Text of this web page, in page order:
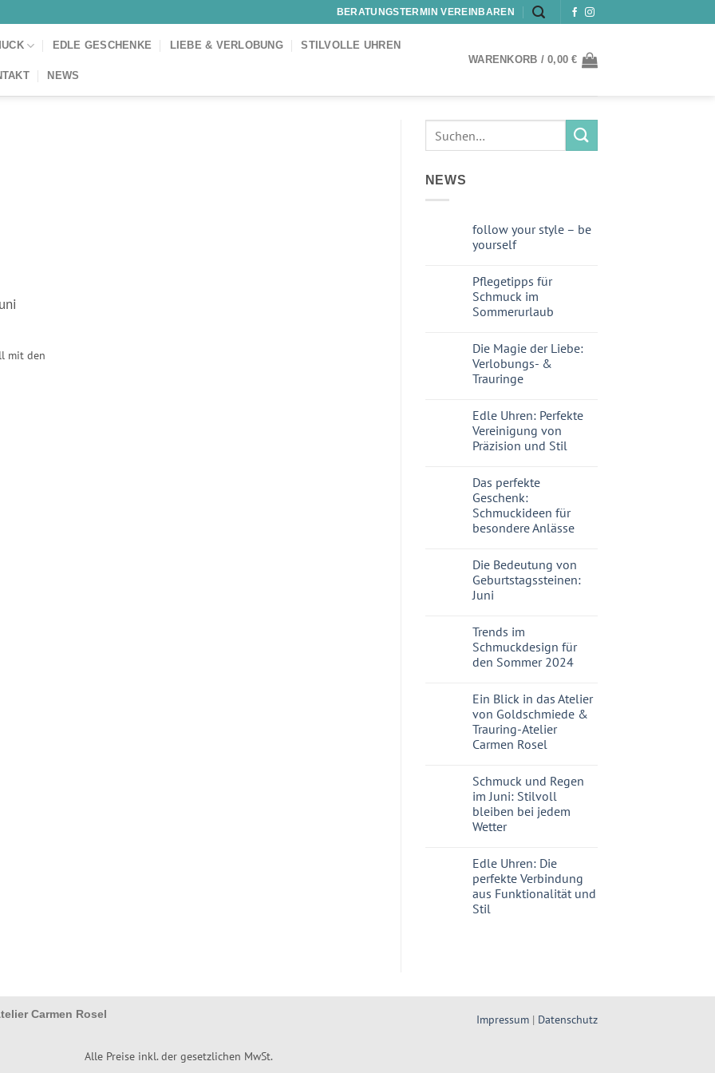
BERATUNGSTERMIN VEREINBAREN
EDLE GESCHENKE LIEBE & VERLOBUNG STILVOLLE UHREN
NEWS
WARENKORB /0,00€
mit den
NEWS
follow your style – be
yourself
Pflegetipps für
Schmuck im
Sommerurlaub
Die Magie der Liebe:
Verlobungs- &
Trauringe
Edle Uhren: Perfekte
Vereinigung von
Präzision und Stil
Das perfekte
Geschenk:
Schmuckideen für
besondere Anlässe
Die Bedeutung von
Geburtstagssteinen:
Juni
Trends im
Schmuckdesign für
den Sommer 2024
Ein Blick in das Atelier
von Goldschmiede &
Trauring-Atelier
Carmen Rosel
Schmuck und Regen
im Juni: Stilvoll
bleiben bei jedem
Wetter
Edle Uhren: Die
perfekte Verbindung
aus Funktionalität und
Stil
Impressum | Datenschutz
Carmen Rosel
Alle Preise inkl. der gesetzlichen MwSt.